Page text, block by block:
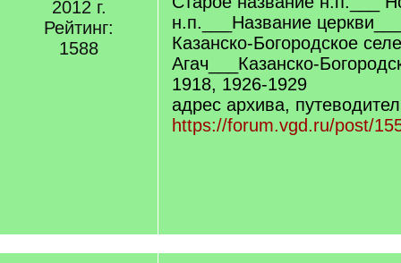
2012 г.
Рейтинг:
1588
н.п.___Название
Казанско-Богородское
Агач___Казанско-
1918, 1926-1929
адрес архива,
https://forum.vgd.ru/post/